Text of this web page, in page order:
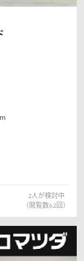
2人が検討中
（閲覧数62回）